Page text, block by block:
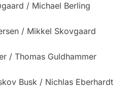
/ Michael Berling
/ Mikkel Skovgaard
/ Thomas Guldhammer
Busk / Nichlas Eberhardt